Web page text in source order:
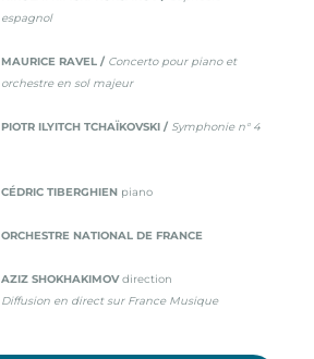
espagnol
MAURICE RAVEL / Concerto pour piano et
orchestre en sol majeur
PIOTR ILYITCH TCHAÏKOVSKI / Symphonie n° 4
CÉDRIC TIBERGHIEN piano
ORCHESTRE NATIONAL DE FRANCE
AZIZ SHOKHAKIMOVdirection
Diffusion en direct sur France Musique